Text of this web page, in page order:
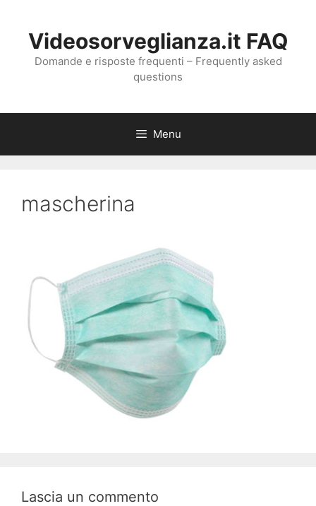
contenutoVideosorveglianza.it FAQ
Domande e risposte frequenti – Frequently asked
questions
Menu
mascherina
Lascia un commento